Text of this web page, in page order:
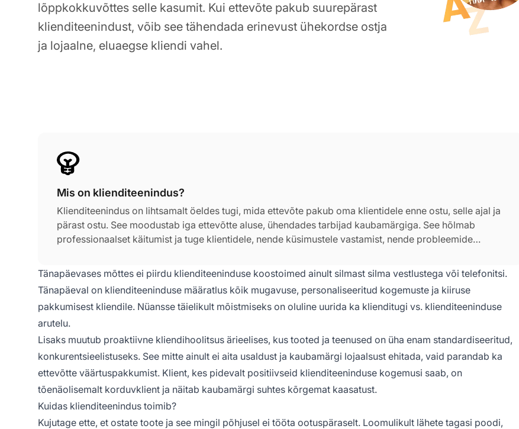
lõppkokkuvõttes selle kasumit. Kui ettevõte pakub suurepärast
klienditeenindust, võib see tähendada erinevust ühekordse ostja
ja lojaalne, eluaegse kliendi vahel.
Mis on klienditeenindus?
Klienditeenindus on lihtsamalt öeldes tugi, mida ettevõte pakub oma klientidele enne ostu, selle ajal ja
pärast ostu. See moodustab iga ettevõtte aluse, ühendades tarbijad kaubamärgiga. See hõlmab
professionaalset käitumist ja tuge klientidele, nende küsimustele vastamist, nende probleemide
Tänapäevases mõttes ei piirdu klienditeeninduse koostoimed ainult silmast silma vestlustega või telefonitsi.
Tänapäeval on klienditeeninduse määratlus kõik mugavuse, personaliseeritud kogemuste ja kiiruse
pakkumisest kliendile. Nüansse täielikult mõistmiseks on oluline uurida ka klienditugi vs. klienditeeninduse
arutelu.
Lisaks muutub proaktiivne kliendihoolitsus ärieelises, kus tooted ja teenused on üha enam standardiseeritud,
konkurentsieelistuseks. See mitte ainult ei aita usaldust ja kaubamärgi lojaalsust ehitada, vaid parandab ka
ettevõtte väärtuspakkumist. Klient, kes pidevalt positiivseid klienditeeninduse kogemusi saab, on
tõenäolisemalt korduvklient ja näitab kaubamärgi suhtes kõrgemat kaasatust.
Kuidas klienditeenindus toimib?
Kujutage ette, et ostate toote ja see mingil põhjusel ei tööta ootuspäraselt. Loomulikult lähete tagasi poodi,